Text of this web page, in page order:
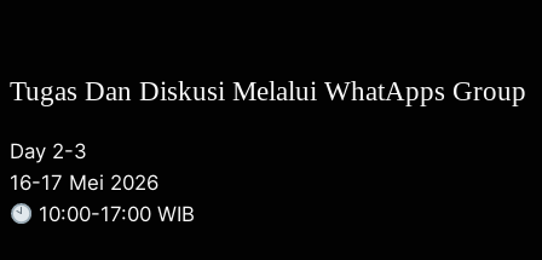
Tugas Dan Diskusi Melalui WhatApps Group
Day 2-3
16-17 Mei 2026
10:00-17:00 WIB